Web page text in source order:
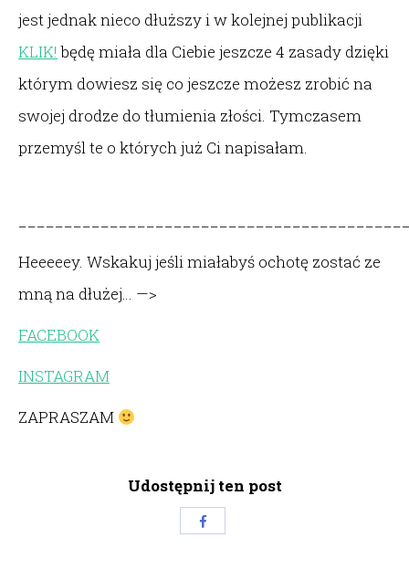
jest jednak nieco dłuższy i w kolejnej publikacji
KLIK! będę miała dla Ciebie jeszcze 4 zasady dzięki
którym dowiesz się co jeszcze możesz zrobić na
swojej drodze do tłumienia złości. Tymczasem
przemyśl te o których już Ci napisałam.
Heeeeey. Wskakuj jeśli miałabyś ochotę zostać ze
mną na dłużej… —>
FACEBOOK
INSTAGRAM
ZAPRASZAM
Udostępnij ten post
Share